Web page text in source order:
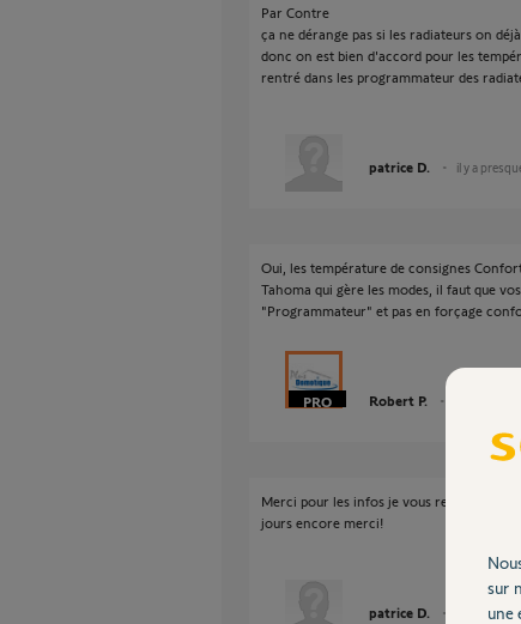
Par Contre
ça ne dérange pas si les radiateurs on
donc on est bien d'accord pour les
rentré dans les programmateur des
patrice D. il y a
Oui, les température de consignes
Tahoma qui gère les modes, il faut que
"Programmateur" et pas en forçage
Robert P.
Merci pour les infos je vous
jours encore merci!
patrice D. il y a
sur
une